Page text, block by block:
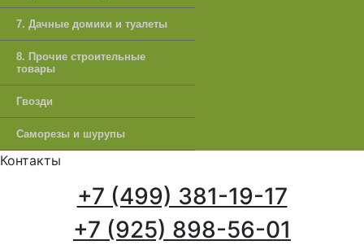
7. Дачные домики и туалеты
8. Прочие строительные
товары
Гвозди
Саморезы и шурупы
Контакты
+7 (499) 381-19-17
+7 (925) 898-56-01